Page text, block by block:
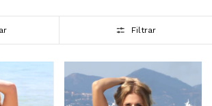
Filtrar